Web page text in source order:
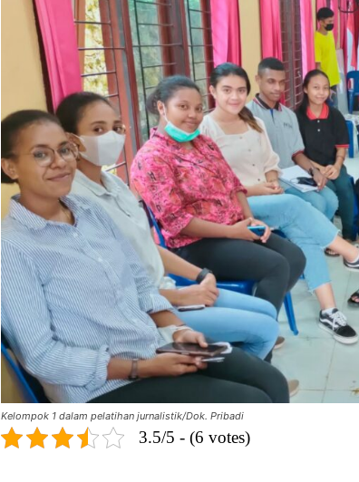
Kelompok 1 dalam pelatihan jurnalistik/Dok. Pribadi
3.5/5 - (6 votes)